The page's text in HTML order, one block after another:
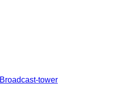
Broadcast-tower